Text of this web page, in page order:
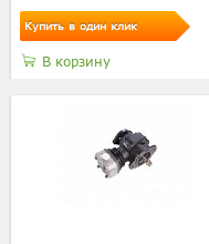
Купить в один клик
В корзину